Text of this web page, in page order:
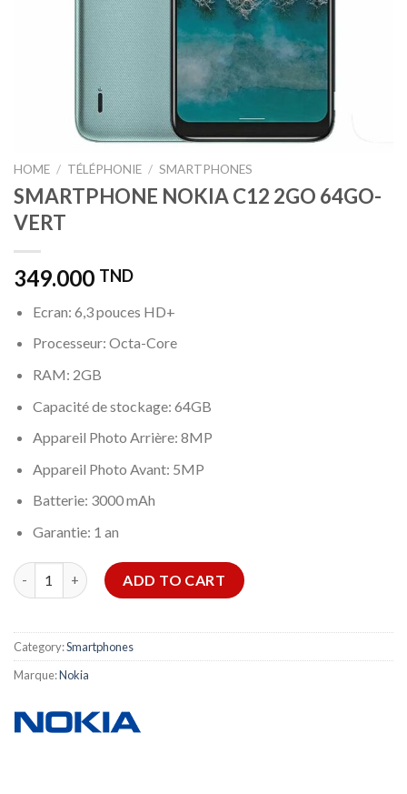
HOME / TÉLÉPHONIE / SMARTPHONES
SMARTPHONE NOKIA C12 2GO 64GO-
VERT
349.000 TND
Ecran: 6,3 pouces HD+
Processeur: Octa-Core
RAM: 2GB
Capacité de stockage: 64GB
Appareil Photo Arrière: 8MP
Appareil Photo Avant: 5MP
Batterie: 3000 mAh
Garantie: 1 an
SMARTPHONE NOKIA C12 2GO 64GO-VERT quantity
ADD TO CART
Category:Smartphones
Marque:Nokia